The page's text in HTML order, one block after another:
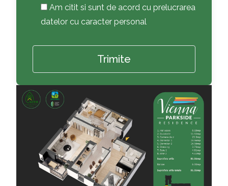
Am citit si sunt de acord cu prelucrarea
datelor cu caracter personal